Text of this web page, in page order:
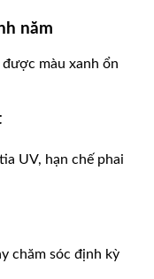
năm
màu xanh ổn
UV, hạn chế phai
chăm sóc định kỳ